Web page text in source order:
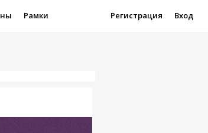
Рамки Регистрация Вход